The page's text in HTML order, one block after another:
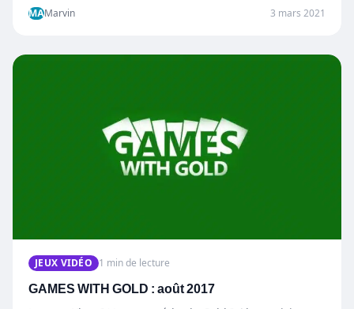
MAMarvin 3 mars 2021
JEUX VIDÉO 1 min de lecture
GAMES WITH GOLD : août 2017